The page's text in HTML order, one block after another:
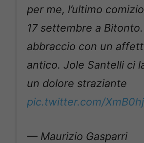
per me, l’ultimo
17 settembre a
abbraccio con un
antico. Jole Santelli ci
un dolore straziante
pic.twitter.com/
— Maurizio Gasparri